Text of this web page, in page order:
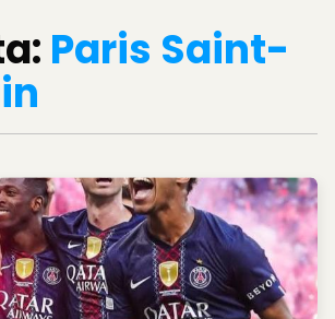
Paris Saint-